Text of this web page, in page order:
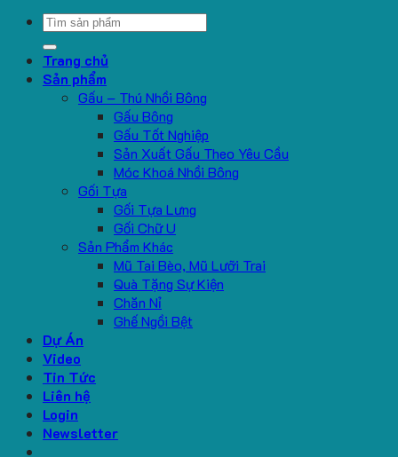
Search
Trang chủ
Sản phẩm
Gấu – Thú Nhồi Bông
Gấu Bông
Gấu Tốt Nghiệp
Sản Xuất Gấu Theo Yêu Cầu
Móc Khoá Nhồi Bông
Gối Tựa
Gối Tựa Lưng
Gối Chữ U
Sản Phẩm Khác
Mũ Tai Bèo, Mũ Lưỡi Trai
Quà Tặng Sự Kiện
Chăn Nỉ
Ghế Ngồi Bệt
Dự Án
Video
Tin Tức
Liên hệ
Login
Newsletter